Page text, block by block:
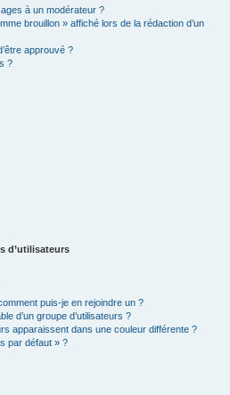
à un modérateur ?
brouillon » affiché lors de la rédaction d’un
approuvé ?
?
d’utilisateurs
puis-je en rejoindre un ?
d’un groupe d’utilisateurs ?
apparaissent dans une couleur différente ?
par défaut » ?